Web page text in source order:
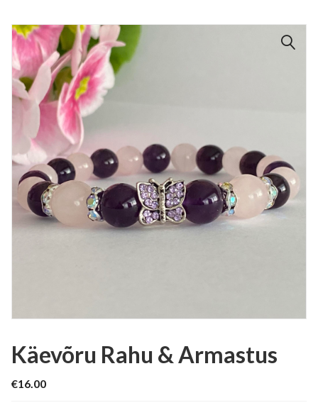
Käevõru Rahu & Armastus
€16.00